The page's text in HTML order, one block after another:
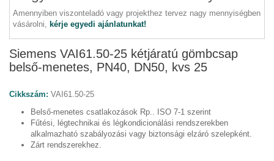
Amennyiben viszonteladó vagy projekthez tervez nagy mennyiségben
vásárolni, kérje egyedi ajánlatunkat!
Siemens VAI61.50-25 kétjáratú gömbcsap
belső-menetes, PN40, DN50, kvs 25
Cikkszám: VAI61.50-25
Belső-menetes csatlakozások Rp.. ISO 7-1 szerint
Fűtési, légtechnikai és légkondicionálási rendszerekben
alkalmazható szabályozási vagy biztonsági elzáró szelepként.
Zárt rendszerekhez.